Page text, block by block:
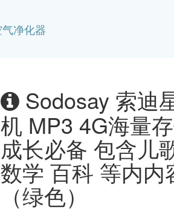
净化器
Sodosay 索迪
机 MP3 4G海量
成长必备 包含儿
数学 百科 等内
（绿色）